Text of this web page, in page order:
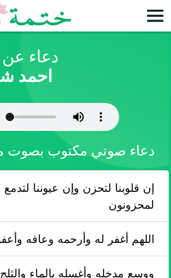
دعاء
احمد
دعاء صوتي مكتوب بصوت
إن قلوبنا لتحزن وإن عيوننا
لمحزونون
اللهم أغفر له وأرحمه وعافه
ووسع مدخله وأغسله بالماء والثلج